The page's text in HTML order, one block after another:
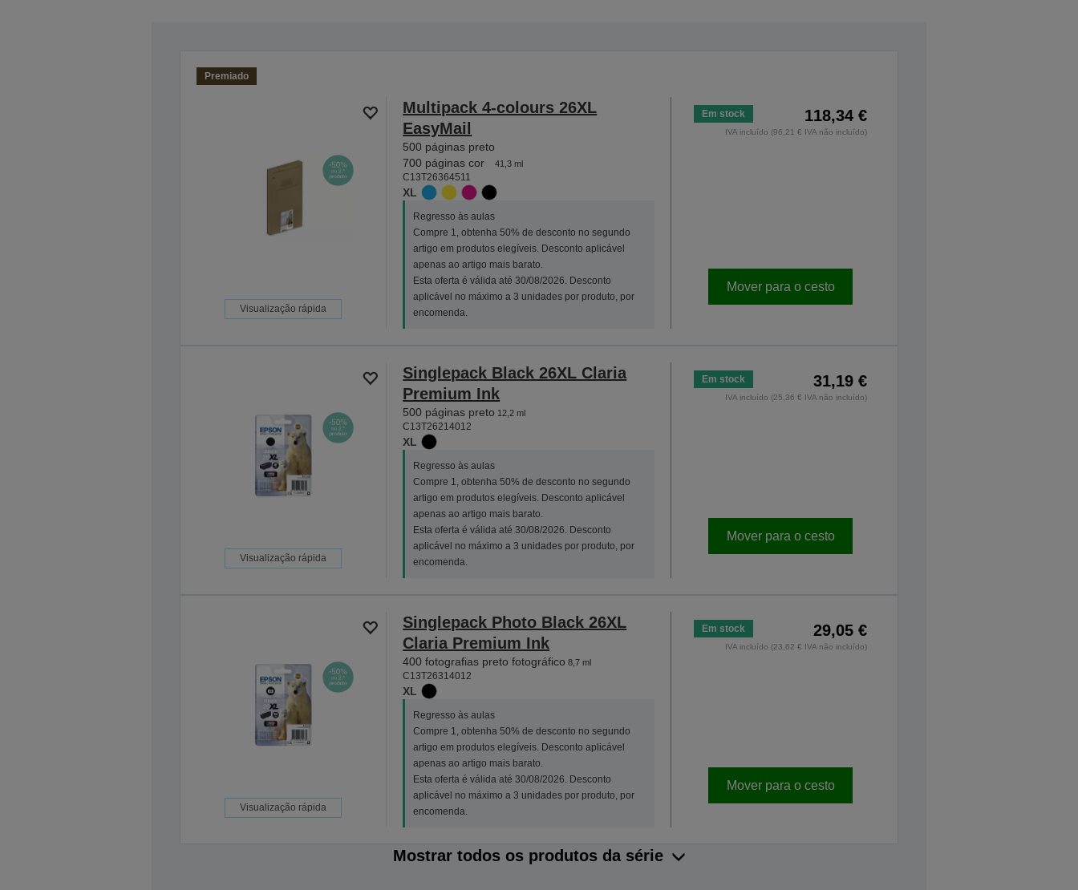
Premiado
Visualização rápida
Multipack 4-colours 26XL
EasyMail
500 páginas preto
700 páginas cor
41,3 ml
C13T26364511
XL
Regresso às aulas
Compre 1, obtenha 50% de desconto no segundo
artigo em produtos elegíveis. Desconto aplicável
apenas ao artigo mais barato.
Esta oferta é válida até 30/08/2026. Desconto
aplicável no máximo a 3 unidades por produto, por
encomenda.
Em stock 118,34 €
IVA incluído (96,21 € IVA não incluído)
Mover para o cesto
Visualização rápida
Singlepack Black 26XL Claria
Premium Ink
500 páginas preto 12,2 ml
C13T26214012
XL
Regresso às aulas
Compre 1, obtenha 50% de desconto no segundo
artigo em produtos elegíveis. Desconto aplicável
apenas ao artigo mais barato.
Esta oferta é válida até 30/08/2026. Desconto
aplicável no máximo a 3 unidades por produto, por
encomenda.
Em stock 31,19 €
IVA incluído (25,36 € IVA não incluído)
Mover para o cesto
Visualização rápida
Singlepack Photo Black 26XL
Claria Premium Ink
400 fotografias preto fotográfico 8,7 ml
C13T26314012
XL
Regresso às aulas
Compre 1, obtenha 50% de desconto no segundo
artigo em produtos elegíveis. Desconto aplicável
apenas ao artigo mais barato.
Esta oferta é válida até 30/08/2026. Desconto
aplicável no máximo a 3 unidades por produto, por
encomenda.
Em stock 29,05 €
IVA incluído (23,62 € IVA não incluído)
Mover para o cesto
Mostrar todos os produtos da série